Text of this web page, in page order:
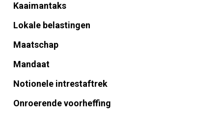
Kaaimantaks
Lokale belastingen
Maatschap
Mandaat
Notionele intrestaftrek
Onroerende voorheffing